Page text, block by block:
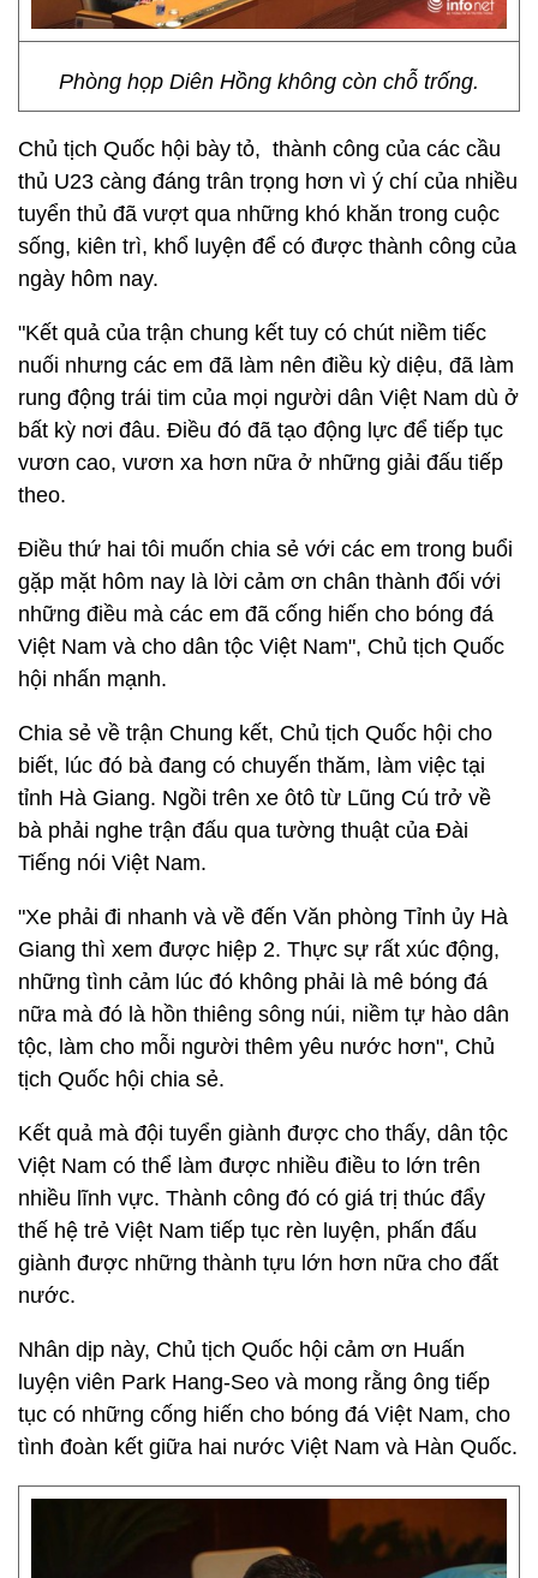
Phòng họp Diên Hồng không còn chỗ trống.
Chủ tịch Quốc hội bày tỏ, thành công của các cầu
thủ U23 càng đáng trân trọng hơn vì ý chí của nhiều
tuyển thủ đã vượt qua những khó khăn trong cuộc
sống, kiên trì, khổ luyện để có được thành công của
ngày hôm nay.
"Kết quả của trận chung kết tuy có chút niềm tiếc
nuối nhưng các em đã làm nên điều kỳ diệu, đã làm
rung động trái tim của mọi người dân Việt Nam dù ở
bất kỳ nơi đâu. Điều đó đã tạo động lực để tiếp tục
vươn cao, vươn xa hơn nữa ở những giải đấu tiếp
theo.
Điều thứ hai tôi muốn chia sẻ với các em trong buổi
gặp mặt hôm nay là lời cảm ơn chân thành đối với
những điều mà các em đã cống hiến cho bóng đá
Việt Nam và cho dân tộc Việt Nam", Chủ tịch Quốc
hội nhấn mạnh.
Chia sẻ về trận Chung kết, Chủ tịch Quốc hội cho
biết, lúc đó bà đang có chuyến thăm, làm việc tại
tỉnh Hà Giang. Ngồi trên xe ôtô từ Lũng Cú trở về
bà phải nghe trận đấu qua tường thuật của Đài
Tiếng nói Việt Nam.
"Xe phải đi nhanh và về đến Văn phòng Tỉnh ủy Hà
Giang thì xem được hiệp 2. Thực sự rất xúc động,
những tình cảm lúc đó không phải là mê bóng đá
nữa mà đó là hồn thiêng sông núi, niềm tự hào dân
tộc, làm cho mỗi người thêm yêu nước hơn", Chủ
tịch Quốc hội chia sẻ.
Kết quả mà đội tuyển giành được cho thấy, dân tộc
Việt Nam có thể làm được nhiều điều to lớn trên
nhiều lĩnh vực. Thành công đó có giá trị thúc đẩy
thế hệ trẻ Việt Nam tiếp tục rèn luyện, phấn đấu
giành được những thành tựu lớn hơn nữa cho đất
nước.
Nhân dịp này, Chủ tịch Quốc hội cảm ơn Huấn
luyện viên Park Hang-Seo và mong rằng ông tiếp
tục có những cống hiến cho bóng đá Việt Nam, cho
tình đoàn kết giữa hai nước Việt Nam và Hàn Quốc.